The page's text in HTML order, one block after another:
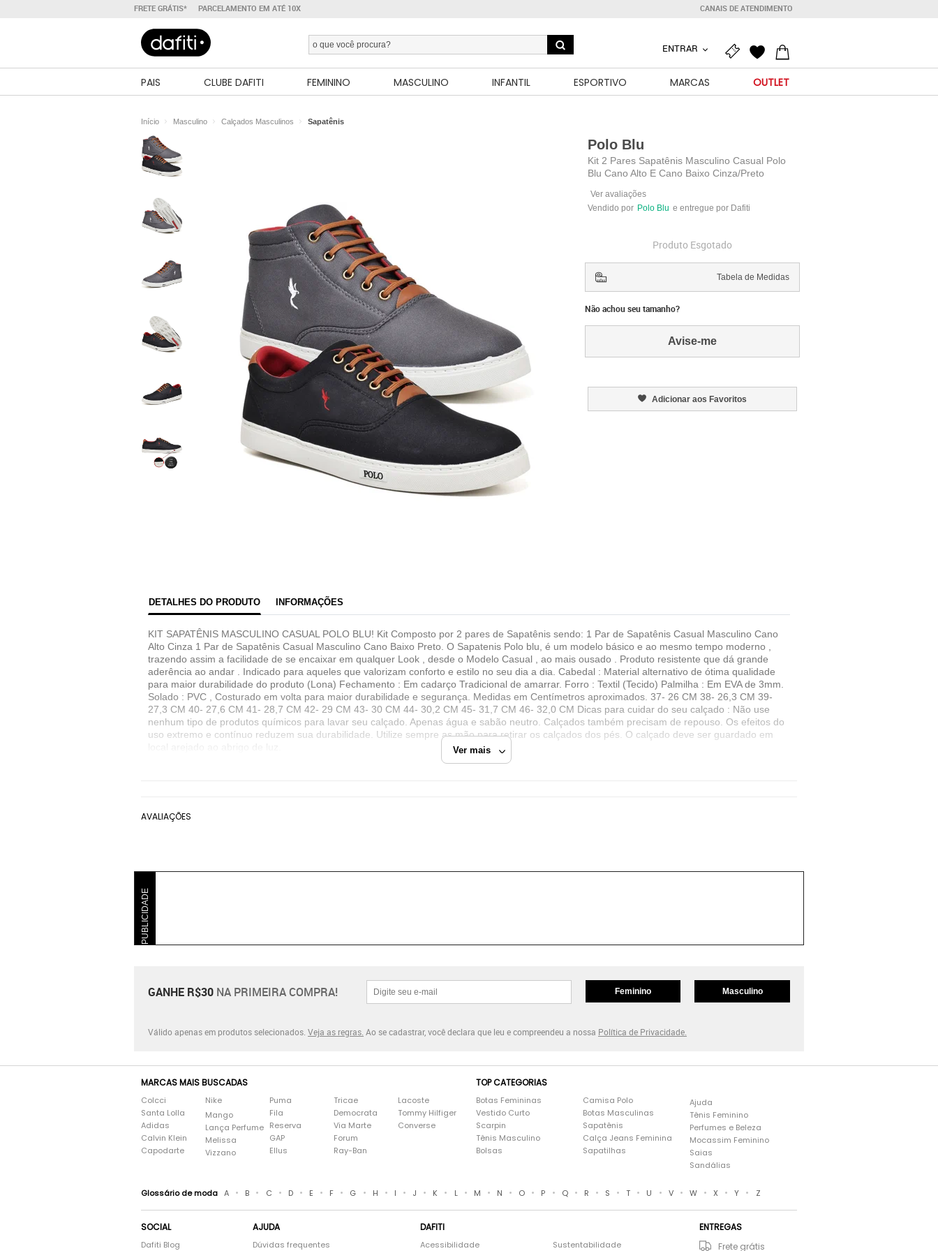
FRETE GRÁTIS* PARCELAMENTO EM ATÉ 10X CANAIS DE ATENDIMENTO
ENTRAR
PAIS CLUBE DAFITI FEMININO MASCULINO INFANTIL ESPORTIVO MARCAS OUTLET
Início Masculino Calçados Masculinos Sapatênis
Fechar
Polo Blu
Kit 2 Pares Sapatênis Masculino Casual Polo
Blu Cano Alto E Cano Baixo Cinza/Preto
Ver avaliações
Vendido por Polo Blu e entregue por Dafiti
Polo Blu
POLOBLU COM DE CAL, PRESENTES BRINQUEDOS
E ACESSORIOS PARA VEICULOS EIRELI
CNPJ
21.583.979/0001-48
Endereço
Rua Jabra Abrão, 2851
Produto Esgotado
Tabela de Medidas
Não achou seu tamanho?
Avise-me
Adicionar aos Favoritos
DETALHES DO PRODUTO INFORMAÇÕES
Ver mais
KIT SAPATÊNIS MASCULINO CASUAL POLO BLU! Kit Composto por 2 pares de Sapatênis sendo: 1 Par de Sapatênis Casual Masculino Cano
Alto Cinza 1 Par de Sapatênis Casual Masculino Cano Baixo Preto. O Sapatenis Polo blu, é um modelo básico e ao mesmo tempo moderno ,
trazendo assim a facilidade de se encaixar em qualquer Look , desde o Modelo Casual , ao mais ousado . Produto resistente que dá grande
aderência ao andar . Indicado para aqueles que valorizam conforto e estilo no seu dia a dia. Cabedal : Material alternativo de ótima qualidade
para maior durabilidade do produto (Lona) Fechamento : Em cadarço Tradicional de amarrar. Forro : Textil (Tecido) Palmilha : Em EVA de 3mm.
Solado : PVC , Costurado em volta para maior durabilidade e segurança. Medidas em Centímetros aproximados. 37- 26 CM 38- 26,3 CM 39-
27,3 CM 40- 27,6 CM 41- 28,7 CM 42- 29 CM 43- 30 CM 44- 30,2 CM 45- 31,7 CM 46- 32,0 CM Dicas para cuidar do seu calçado : Não use
nenhum tipo de produtos químicos para lavar seu calçado. Apenas água e sabão neutro. Calçados também precisam de repouso. Os efeitos do
uso extremo e contínuo reduzem sua durabilidade. Utilize sempre as mão para retirar os calçados dos pés. O calçado deve ser guardado em
AVALIAÇÕES
PUBLICIDADE
GANHE R$30 NA PRIMEIRA COMPRA! Feminino Masculino
Válido apenas em produtos selecionados. Veja as regras. Ao se cadastrar, você declara que leu e compreendeu a nossa Política de Privacidade.
MARCAS MAIS BUSCADAS
Colcci
Santa Lolla
Adidas
Calvin Klein
Capodarte
Nike
Mango
Lança Perfume
Melissa
Vizzano
Puma
Fila
Reserva
GAP
Ellus
Tricae
Democrata
Via Marte
Forum
Ray-Ban
Lacoste
Tommy Hilfiger
Converse
TOP CATEGORIAS
Botas Femininas
Vestido Curto
Scarpin
Tênis Masculino
Bolsas
Camisa Polo
Botas Masculinas
Sapatênis
Calça Jeans Feminina
Sapatilhas
Ajuda
Tênis Feminino
Perfumes e Beleza
Mocassim Feminino
Saias
Sandálias
Glossário de moda A • B • C • D • E • F • G • H • I • J • K • L • M • N • O • P • Q • R • S • T • U • V • W • X • Y • Z
SOCIAL
Dafiti Blog
AJUDA
Dúvidas frequentes
DAFITI
Acessibilidade Sustentabilidade
ENTREGAS
Frete grátis